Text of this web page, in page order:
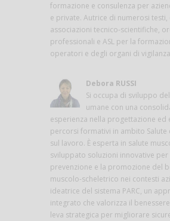
formazione e consulenza per
e private. Autrice di numerosi
associazioni tecnico-scientifiche,
professionali e ASL per la
operatori e degli organi di
Debora RUSSI
Si occupa di sviluppo
umane con una
esperienza nella progettazione ed
percorsi formativi in ambito Salute
sul lavoro. È esperta in salute
sviluppato soluzioni innovative per
prevenzione e la promozione del
muscolo-scheletrico nei contesti
ideatrice del sistema PARC, un
integrato che valorizza il
leva strategica per migliorare